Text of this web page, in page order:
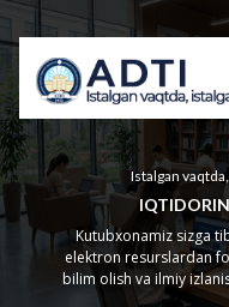
Istalgan
Kutubxonamiz sizga
elektron resurslardan
bilim olish va ilmiy